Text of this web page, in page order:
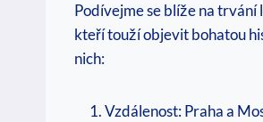
Podívejme se blíže na trvání
kteří touží objevit bohatou
nich:
Vzdálenost: Praha a